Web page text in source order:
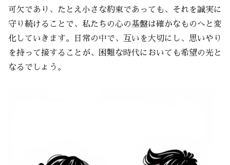
可欠であり、たとえ小さな約束であっても、それを誠実に
守り続けることで、私たちの心の基盤は確かなものへと変
化していきます。日常の中で、互いを大切にし、思いやり
を持って接することが、困難な時代においても希望の光と
なるでしょう。